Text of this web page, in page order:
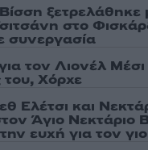
ξετρελάθηκε
στο
συνεργασία
τον Λιονέλ
του, Χόρχε
Ελέτσι και
Άγιο Νεκτάριο
ευχή για τον